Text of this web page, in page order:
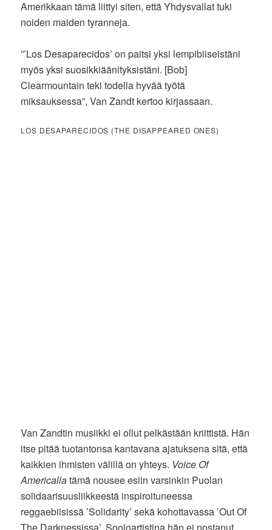
Amerikkaan tämä liittyi siten, että Yhdysvallat tuki
noiden maiden tyranneja.
”’Los Desaparecidos’ on paitsi yksi lempibiiseistäni
myös yksi suosikkiäänityksistäni. [Bob]
Clearmountain teki todella hyvää työtä
miksauksessa”, Van Zandt kertoo kirjassaan.
LOS DESAPARECIDOS (THE DISAPPEARED ONES)
Van Zandtin musiikki ei ollut pelkästään kriittistä. Hän
itse pitää tuotantonsa kantavana ajatuksena sitä, että
kaikkien ihmisten välillä on yhteys. Voice Of
Americallatämä nousee esiin varsinkin Puolan
solidaarisuusliikkeestä inspiroituneessa
reggaebiisissä ’Solidarity’ sekä kohottavassa ’Out Of
The Darknessissa’. Sooloartistina hän ei nostanut